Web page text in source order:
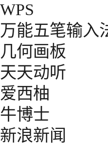
WPS
万能五笔输入
几何画板
天天动听
爱西柚
牛博士
新浪新闻